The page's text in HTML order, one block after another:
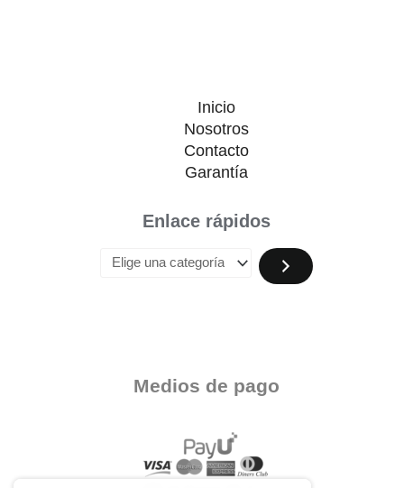
Inicio
Nosotros
Contacto
Garantía
Enlace rápidos
Medios de pago